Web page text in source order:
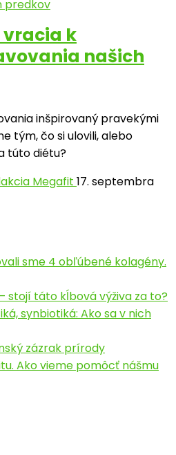
vracia k
našich
inšpirovaný pravekými
tým, čo si ulovili, alebo
túto diétu?
Megafit 17. septembra
sme 4 obľúbené kolagény.
stojí táto kĺbová výživa za to?
synbiotiká: Ako sa v nich
zázrak prírody
Ako vieme pomôcť nášmu